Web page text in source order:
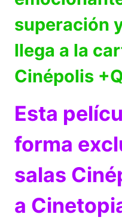
superación
llega a la
Cinépolis
Esta
forma
salas
a